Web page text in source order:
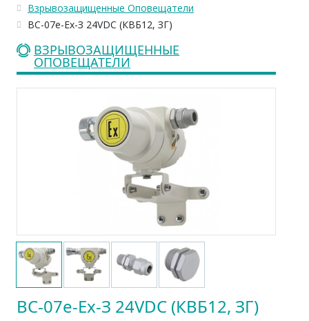
Взрывозащищенные Оповещатели
ВС-07е-Ex-З 24VDC (КВБ12, ЗГ)
ВЗРЫВОЗАЩИЩЕННЫЕ
ОПОВЕЩАТЕЛИ
ВС-07е-Ex-З 24VDC (КВБ12, ЗГ)